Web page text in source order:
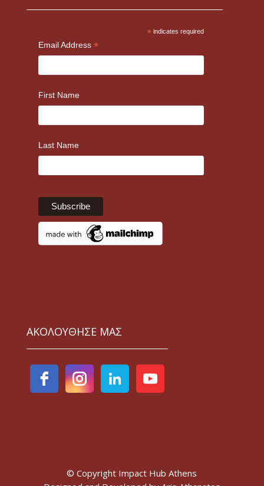
* indicates required
Email Address *
First Name
Last Name
ΑΚΟΛΟΥΘΗΣΕ ΜΑΣ
© Copyright Impact Hub Athens